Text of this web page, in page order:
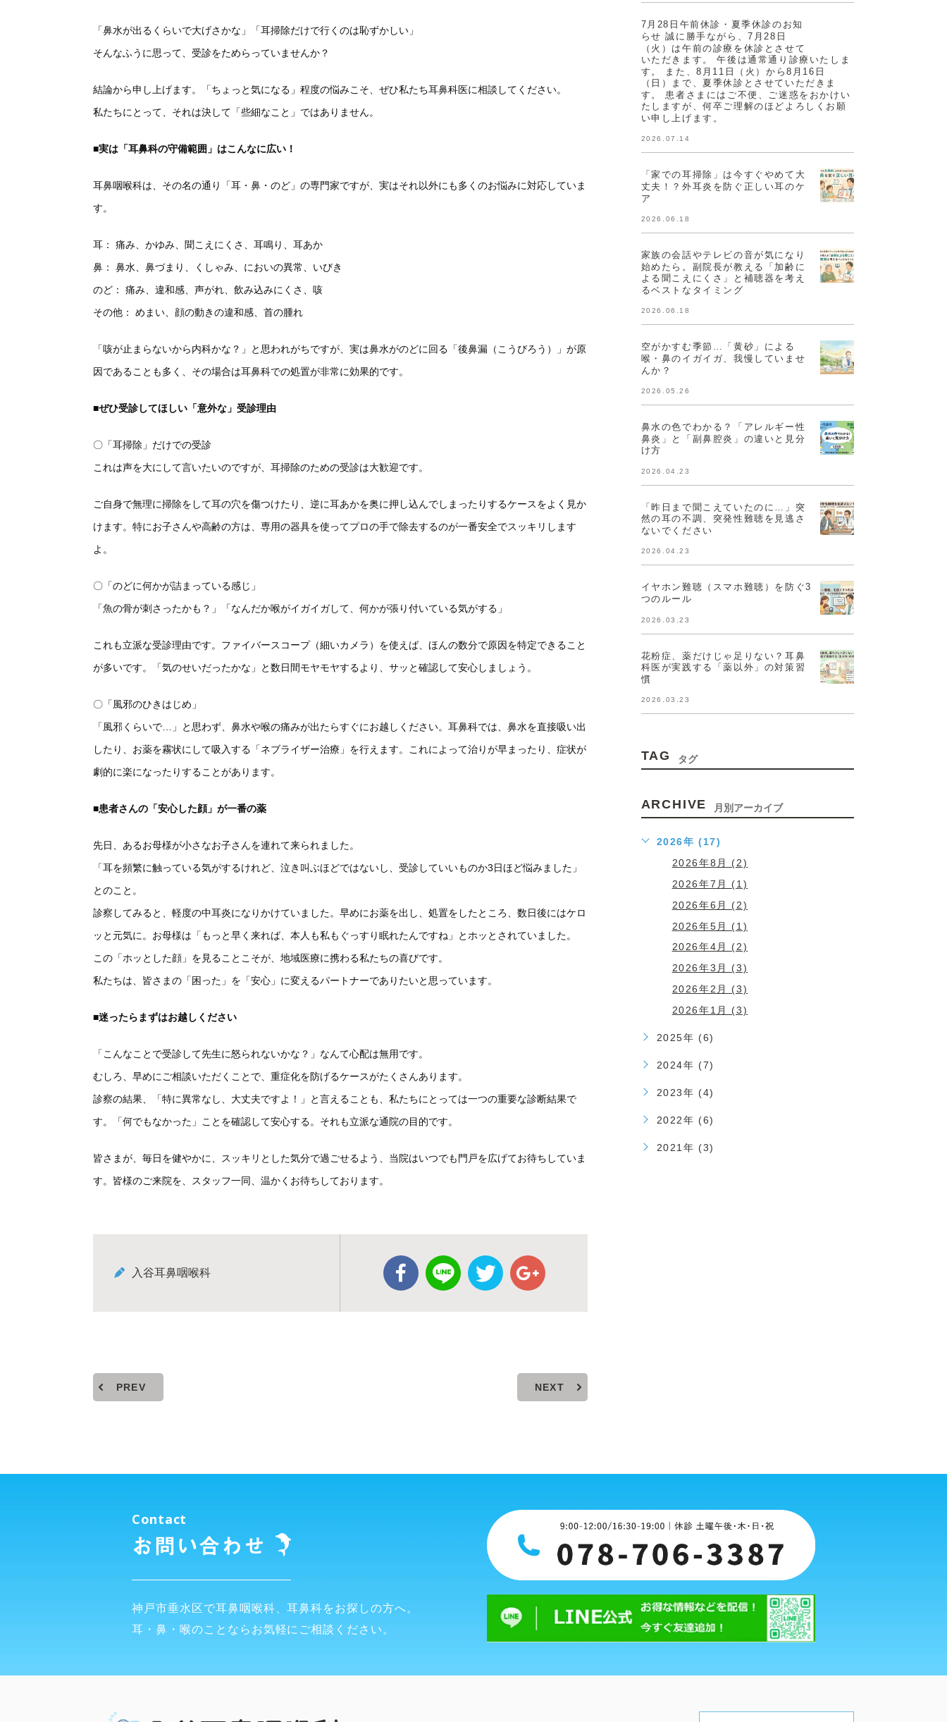
「鼻水が出るくらいで大げさかな」「耳掃除だけで行くのは恥ずかしい」
そんなふうに思って、受診をためらっていませんか？
結論から申し上げます。「ちょっと気になる」程度の悩みこそ、ぜひ私たち耳鼻科医に相談してください。
私たちにとって、それは決して「些細なこと」ではありません。
■実は「耳鼻科の守備範囲」はこんなに広い！
耳鼻咽喉科は、その名の通り「耳・鼻・のど」の専門家ですが、実はそれ以外にも多くのお悩みに対応していま
す。
耳： 痛み、かゆみ、聞こえにくさ、耳鳴り、耳あか
鼻： 鼻水、鼻づまり、くしゃみ、においの異常、いびき
のど： 痛み、違和感、声がれ、飲み込みにくさ、咳
その他： めまい、顔の動きの違和感、首の腫れ
「咳が止まらないから内科かな？」と思われがちですが、実は鼻水がのどに回る「後鼻漏（こうびろう）」が原
因であることも多く、その場合は耳鼻科での処置が非常に効果的です。
■ぜひ受診してほしい「意外な」受診理由
〇「耳掃除」だけでの受診
これは声を大にして言いたいのですが、耳掃除のための受診は大歓迎です。
ご自身で無理に掃除をして耳の穴を傷つけたり、逆に耳あかを奥に押し込んでしまったりするケースをよく見か
けます。特にお子さんや高齢の方は、専用の器具を使ってプロの手で除去するのが一番安全でスッキリします
よ。
〇「のどに何かが詰まっている感じ」
「魚の骨が刺さったかも？」「なんだか喉がイガイガして、何かが張り付いている気がする」
これも立派な受診理由です。ファイバースコープ（細いカメラ）を使えば、ほんの数分で原因を特定できること
が多いです。「気のせいだったかな」と数日間モヤモヤするより、サッと確認して安心しましょう。
〇「風邪のひきはじめ」
「風邪くらいで…」と思わず、鼻水や喉の痛みが出たらすぐにお越しください。耳鼻科では、鼻水を直接吸い出
したり、お薬を霧状にして吸入する「ネブライザー治療」を行えます。これによって治りが早まったり、症状が
劇的に楽になったりすることがあります。
■患者さんの「安心した顔」が一番の薬
先日、あるお母様が小さなお子さんを連れて来られました。
「耳を頻繁に触っている気がするけれど、泣き叫ぶほどではないし、受診していいものか3日ほど悩みました」
とのこと。
診察してみると、軽度の中耳炎になりかけていました。早めにお薬を出し、処置をしたところ、数日後にはケロ
ッと元気に。お母様は「もっと早く来れば、本人も私もぐっすり眠れたんですね」とホッとされていました。
この「ホッとした顔」を見ることこそが、地域医療に携わる私たちの喜びです。
私たちは、皆さまの「困った」を「安心」に変えるパートナーでありたいと思っています。
■迷ったらまずはお越しください
「こんなことで受診して先生に怒られないかな？」なんて心配は無用です。
むしろ、早めにご相談いただくことで、重症化を防げるケースがたくさんあります。
診察の結果、「特に異常なし、大丈夫ですよ！」と言えることも、私たちにとっては一つの重要な診断結果で
す。「何でもなかった」ことを確認して安心する。それも立派な通院の目的です。
皆さまが、毎日を健やかに、スッキリとした気分で過ごせるよう、当院はいつでも門戸を広げてお待ちしていま
す。皆様のご来院を、スタッフ一同、温かくお待ちしております。
入谷耳鼻咽喉科
PREV NEXT
7月28日午前休診・夏季休診のお知
らせ 誠に勝手ながら、7月28日
（火）は午前の診療を休診とさせて
いただきます。 午後は通常通り診療いたしま
す。 また、8月11日（火）から8月16日
（日）まで、夏季休診とさせていただきま
す。 患者さまにはご不便、ご迷惑をおかけい
たしますが、何卒ご理解のほどよろしくお願
い申し上げます。
2026.07.14
「家での耳掃除」は今すぐやめて大
丈夫！？外耳炎を防ぐ正しい耳のケ
ア
2026.06.18
家族の会話やテレビの音が気になり
始めたら。副院長が教える「加齢に
よる聞こえにくさ」と補聴器を考え
るベストなタイミング
2026.06.18
空がかすむ季節…「黄砂」による
喉・鼻のイガイガ、我慢していませ
んか？
2026.05.26
鼻水の色でわかる？「アレルギー性
鼻炎」と「副鼻腔炎」の違いと見分
け方
2026.04.23
「昨日まで聞こえていたのに…」突
然の耳の不調、突発性難聴を見逃さ
ないでください
2026.04.23
イヤホン難聴（スマホ難聴）を防ぐ3
つのルール
2026.03.23
花粉症、薬だけじゃ足りない？耳鼻
科医が実践する「薬以外」の対策習
慣
2026.03.23
TAG タグ
ARCHIVE 月別アーカイブ
2026年 (17)
2026年8月 (2)
2026年7月 (1)
2026年6月 (2)
2026年5月 (1)
2026年4月 (2)
2026年3月 (3)
2026年2月 (3)
2026年1月 (3)
2025年 (6)
2024年 (7)
2023年 (4)
2022年 (6)
2021年 (3)
Contact
お問い合わせ
神戸市垂水区で耳鼻咽喉科、耳鼻科をお探しの方へ。
耳・鼻・喉のことなら お気軽にご相談ください。